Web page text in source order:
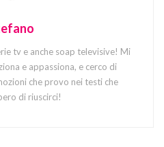
tv e anche soap televisive! Mi
e appassiona, e cerco di
che provo nei testi che
di riuscirci!